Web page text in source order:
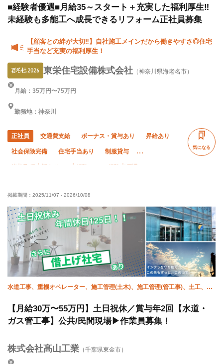
■経験者優遇■月給35～スタート＋充実した福利厚生‼︎
未経験も多能工へ成長できるリフォーム正社員募集
【顧客との絆が大切‼︎】自社施工メインだから働きやすさ◎住宅
手当など充実の福利厚生！
東栄住宅設備株式会社 （神奈川県海老名市）
月給：35万円〜75万円
勤務地：神奈川
正社員 交通費支給 ボーナス・賞与あり 昇給あり
社会保険完備 住宅手当あり 制服貸与
車・バイク通勤OK 転勤なし
気になる
掲載期間： 2025/11/07 - 2026/10/08
水道工事、重機オペレーター、施工管理(土木)、施工管理(管工事)、土工、衛
【月給30万〜55万円】土日祝休／賞与年2回【水道・
ガス管工事】公共/民間現場▶作業員募集！
株式会社髙山工業 （千葉県東金市）